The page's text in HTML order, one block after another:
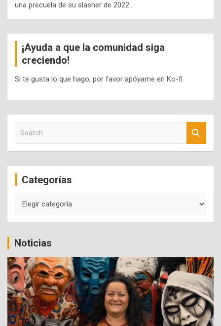
una precuela de su slasher de 2022…
¡Ayuda a que la comunidad siga
creciendo!
Si te gusta lo que hago, por favor apóyame en Ko-fi
c
Categorías
Noticias